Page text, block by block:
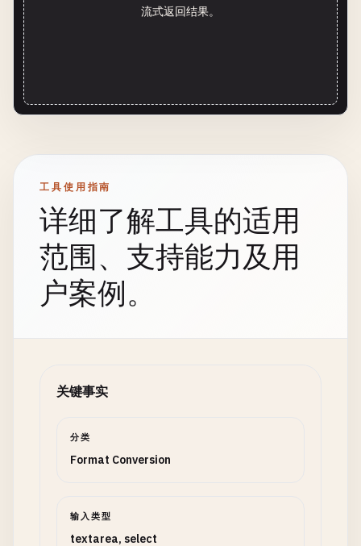
流式返回结果。
工具使用指南
详细了解工具的适用
范围、支持能力及用
户案例。
关键事实
分类
Format Conversion
输入类型
textarea, select